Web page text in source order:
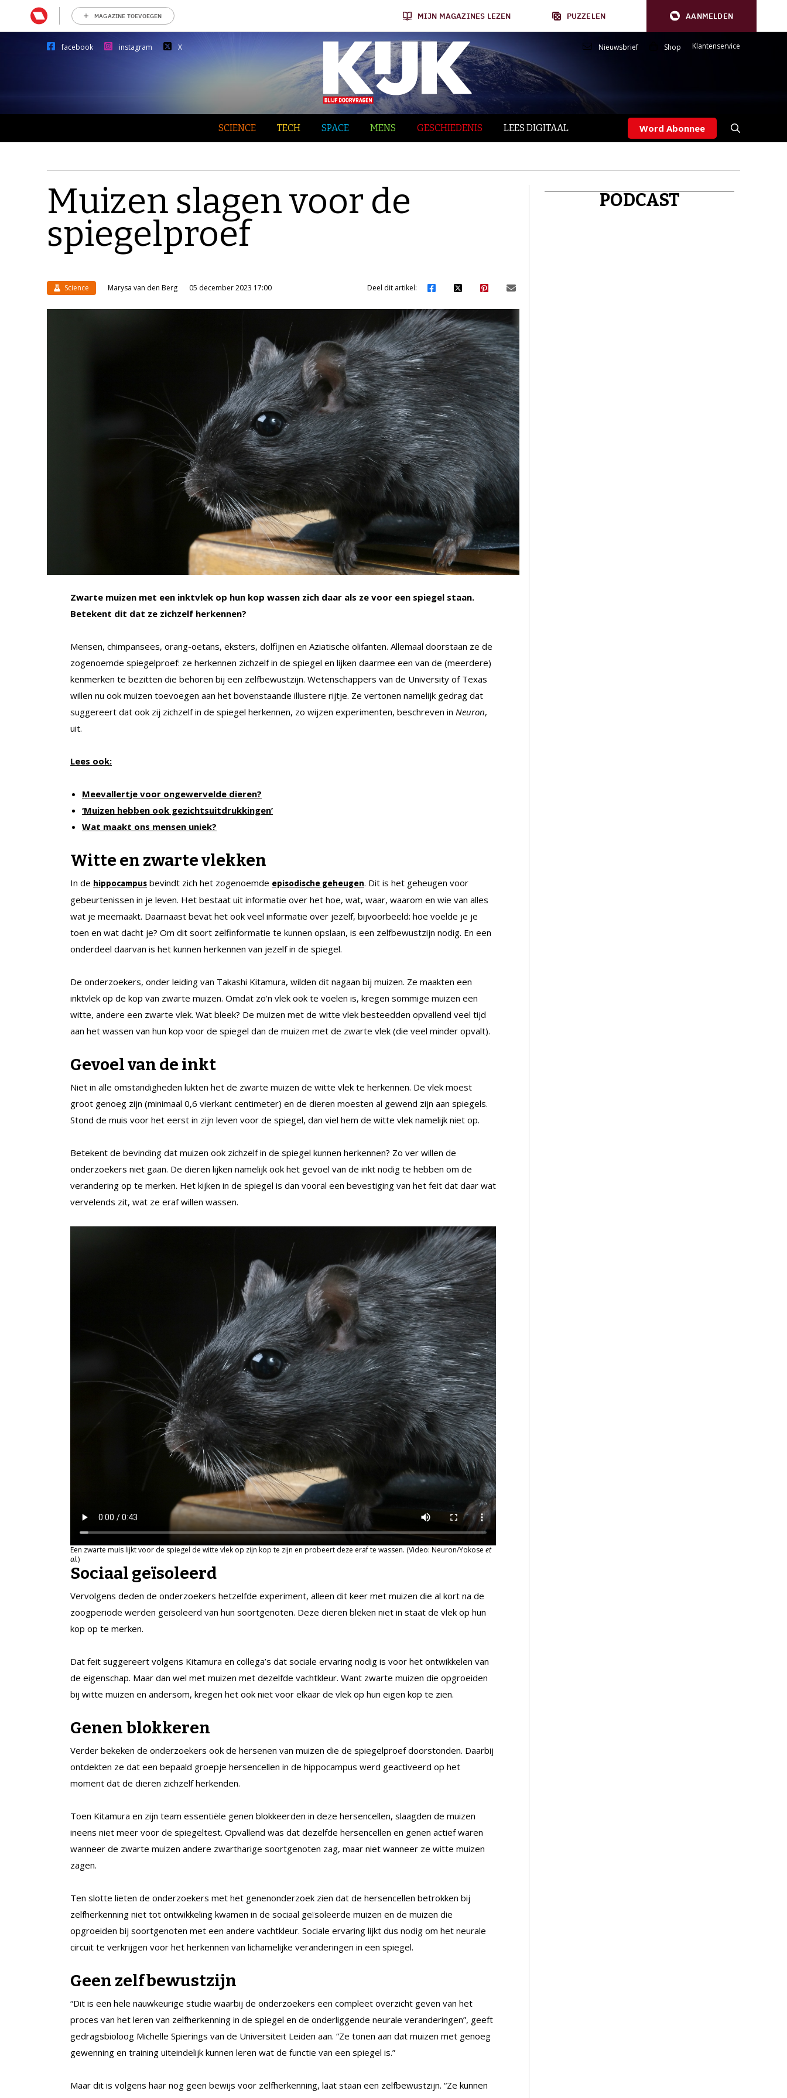
MAGAZINE TOEVOEGEN MIJN MAGAZINES LEZEN PUZZELEN AANMELDEN
facebook instagram X Nieuwsbrief Shop Klantenservice
SCIENCE TECH SPACE MENS GESCHIEDENIS LEES DIGITAAL Word Abonnee
Muizen slagen voor de
spiegelproef
Science Marysa van den Berg 05 december 2023 17:00 Deel dit artikel:
Zwarte muizen met een inktvlek op hun kop wassen zich daar als ze voor een spiegel staan.
Betekent dit dat ze zichzelf herkennen?
Mensen, chimpansees, orang-oetans, eksters, dolfijnen en Aziatische olifanten. Allemaal doorstaan ze de
zogenoemde spiegelproef: ze herkennen zichzelf in de spiegel en lijken daarmee een van de (meerdere)
kenmerken te bezitten die behoren bij een zelfbewustzijn. Wetenschappers van de University of Texas
willen nu ook muizen toevoegen aan het bovenstaande illustere rijtje. Ze vertonen namelijk gedrag dat
suggereert dat ook zij zichzelf in de spiegel herkennen, zo wijzen experimenten, beschreven in Neuron,
uit.
Lees ook:
Meevallertje voor ongewervelde dieren?
‘Muizen hebben ook gezichtsuitdrukkingen’
Wat maakt ons mensen uniek?
Witte en zwarte vlekken
In de hippocampus bevindt zich het zogenoemde episodische geheugen. Dit is het geheugen voor
gebeurtenissen in je leven. Het bestaat uit informatie over het hoe, wat, waar, waarom en wie van alles
wat je meemaakt. Daarnaast bevat het ook veel informatie over jezelf, bijvoorbeeld: hoe voelde je je
toen en wat dacht je? Om dit soort zelfinformatie te kunnen opslaan, is een zelfbewustzijn nodig. En een
onderdeel daarvan is het kunnen herkennen van jezelf in de spiegel.
De onderzoekers, onder leiding van Takashi Kitamura, wilden dit nagaan bij muizen. Ze maakten een
inktvlek op de kop van zwarte muizen. Omdat zo’n vlek ook te voelen is, kregen sommige muizen een
witte, andere een zwarte vlek. Wat bleek? De muizen met de witte vlek besteedden opvallend veel tijd
aan het wassen van hun kop voor de spiegel dan de muizen met de zwarte vlek (die veel minder opvalt).
Gevoel van de inkt
Niet in alle omstandigheden lukten het de zwarte muizen de witte vlek te herkennen. De vlek moest
groot genoeg zijn (minimaal 0,6 vierkant centimeter) en de dieren moesten al gewend zijn aan spiegels.
Stond de muis voor het eerst in zijn leven voor de spiegel, dan viel hem de witte vlek namelijk niet op.
Betekent de bevinding dat muizen ook zichzelf in de spiegel kunnen herkennen? Zo ver willen de
onderzoekers niet gaan. De dieren lijken namelijk ook het gevoel van de inkt nodig te hebben om de
verandering op te merken. Het kijken in de spiegel is dan vooral een bevestiging van het feit dat daar wat
vervelends zit, wat ze eraf willen wassen.
Een zwarte muis lijkt voor de spiegel de witte vlek op zijn kop te zijn en probeert deze eraf te wassen. (Video: Neuron/Yokose et
al.)
Sociaal geïsoleerd
Vervolgens deden de onderzoekers hetzelfde experiment, alleen dit keer met muizen die al kort na de
zoogperiode werden geïsoleerd van hun soortgenoten. Deze dieren bleken niet in staat de vlek op hun
kop op te merken.
Dat feit suggereert volgens Kitamura en collega’s dat sociale ervaring nodig is voor het ontwikkelen van
de eigenschap. Maar dan wel met muizen met dezelfde vachtkleur. Want zwarte muizen die opgroeiden
bij witte muizen en andersom, kregen het ook niet voor elkaar de vlek op hun eigen kop te zien.
Genen blokkeren
Verder bekeken de onderzoekers ook de hersenen van muizen die de spiegelproef doorstonden. Daarbij
ontdekten ze dat een bepaald groepje hersencellen in de hippocampus werd geactiveerd op het
moment dat de dieren zichzelf herkenden.
Toen Kitamura en zijn team essentiële genen blokkeerden in deze hersencellen, slaagden de muizen
ineens niet meer voor de spiegeltest. Opvallend was dat dezelfde hersencellen en genen actief waren
wanneer de zwarte muizen andere zwartharige soortgenoten zag, maar niet wanneer ze witte muizen
zagen.
Ten slotte lieten de onderzoekers met het genenonderzoek zien dat de hersencellen betrokken bij
zelfherkenning niet tot ontwikkeling kwamen in de sociaal geïsoleerde muizen en de muizen die
opgroeiden bij soortgenoten met een andere vachtkleur. Sociale ervaring lijkt dus nodig om het neurale
circuit te verkrijgen voor het herkennen van lichamelijke veranderingen in een spiegel.
Geen zelfbewustzijn
“Dit is een hele nauwkeurige studie waarbij de onderzoekers een compleet overzicht geven van het
proces van het leren van zelfherkenning in de spiegel en de onderliggende neurale veranderingen”, geeft
gedragsbioloog Michelle Spierings van de Universiteit Leiden aan. “Ze tonen aan dat muizen met genoeg
gewenning en training uiteindelijk kunnen leren wat de functie van een spiegel is.”
Maar dit is volgens haar nog geen bewijs voor zelfherkenning, laat staan een zelfbewustzijn. “Ze kunnen
PODCAST